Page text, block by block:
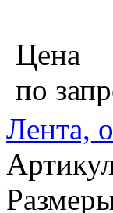
Цена
по
Лента,